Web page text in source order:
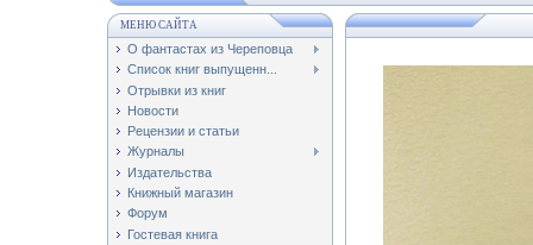
МЕНЮ САЙТА
О фантастах из Череповца
Список книг выпущенн...
Отрывки из книг
Новости
Рецензии и статьи
Журналы
Издательства
Книжный магазин
Форум
Гостевая книга